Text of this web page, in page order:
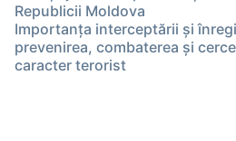
Republicii Moldova
Importanţa interceptării şi
prevenirea, combaterea şi
caracter terorist